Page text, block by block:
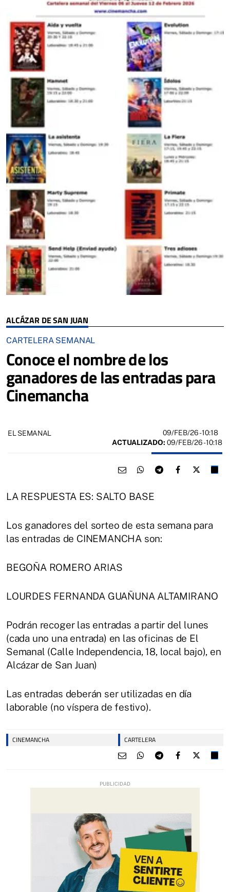
ALCÁZAR DE SAN JUAN
CARTELERA SEMANAL
Conoce el nombre de los
ganadores de las entradas para
Cinemancha
EL SEMANAL 09/FEB/26- 10:18
ACTUALIZADO: 09/FEB/26 - 10:18
LA RESPUESTA ES: SALTO BASE
Los ganadores del sorteo de esta semana para
las entradas de CINEMANCHA son:
BEGOÑA ROMERO ARIAS
LOURDES FERNANDA GUAÑUNA ALTAMIRANO
Podrán recoger las entradas a partir del lunes
(cada uno una entrada) en las oficinas de El
Semanal (Calle Independencia, 18, local bajo), en
Alcázar de San Juan)
Las entradas deberán ser utilizadas en día
laborable (no víspera de festivo).
CINEMANCHA CARTELERA